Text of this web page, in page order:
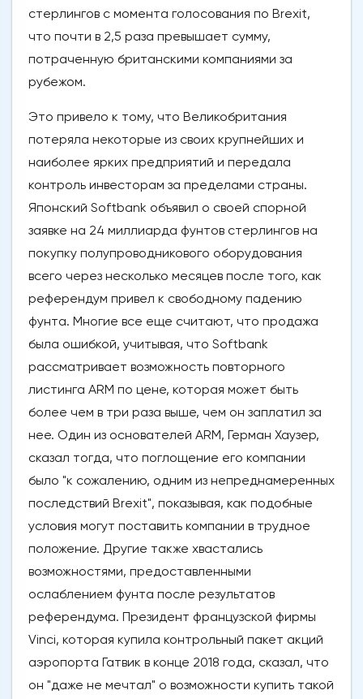
стерлингов с момента голосования по Brexit,
что почти в 2,5 раза превышает сумму,
потраченную британскими компаниями за
рубежом.
Это привело к тому, что Великобритания
потеряла некоторые из своих крупнейших и
наиболее ярких предприятий и передала
контроль инвесторам за пределами страны.
Японский Softbank объявил о своей спорной
заявке на 24 миллиарда фунтов стерлингов на
покупку полупроводникового оборудования
всего через несколько месяцев после того, как
референдум привел к свободному падению
фунта. Многие все еще считают, что продажа
была ошибкой, учитывая, что Softbank
рассматривает возможность повторного
листинга ARM по цене, которая может быть
более чем в три раза выше, чем он заплатил за
нее. Один из основателей ARM, Герман Хаузер,
сказал тогда, что поглощение его компании
было "к сожалению, одним из непреднамеренных
последствий Brexit", показывая, как подобные
условия могут поставить компании в трудное
положение. Другие также хвастались
возможностями, предоставленными
ослаблением фунта после результатов
референдума. Президент французской фирмы
Vinci, которая купила контрольный пакет акций
аэропорта Гатвик в конце 2018 года, сказал, что
он "даже не мечтал" о возможности купить такой